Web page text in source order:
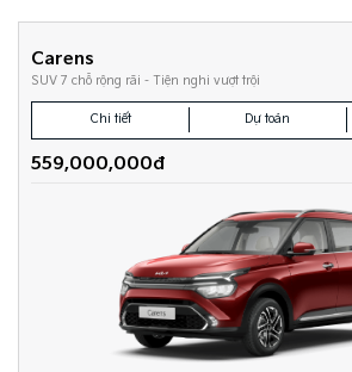
Carens
SUV 7 chỗ rộng rãi - Tiện nghi vượt trội
Chi tiết Dự toán
559,000,000đ